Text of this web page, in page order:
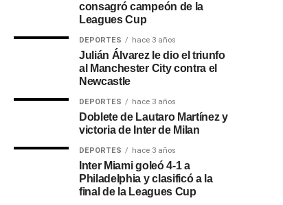
consagró campeón de la
Leagues Cup
DEPORTES hace 3 años
Julián Álvarez le dio el triunfo
al Manchester City contra el
Newcastle
DEPORTES hace 3 años
Doblete de Lautaro Martínez y
victoria de Inter de Milan
DEPORTES hace 3 años
Inter Miami goleó 4-1 a
Philadelphia y clasificó a la
final de la Leagues Cup